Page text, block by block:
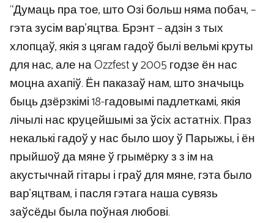
“Думаць пра тое, што Озі больш няма побач, –
гэта зусім вар’яцтва. Брэнт – адзін з тых
хлопцаў, якія з цягам гадоў былі вельмі круты
для нас, але на Ozzfest у 2005 годзе ён нас
моцна ахапіў. Ён паказаў нам, што значыць
быць дзёрзкімі 18-гадовымі падлеткамі, якія
лічылі нас круцейшымі за ўсіх астатніх. Праз
некалькі гадоў у нас было шоу ў Парыжы, і ён
прыйшоў да мяне ў грымёрку з з ім на
акустычнай гітары і граў для мяне, гэта было
вар’яцтвам, і пасля гэтага наша сувязь
заўсёды была поўная любові.